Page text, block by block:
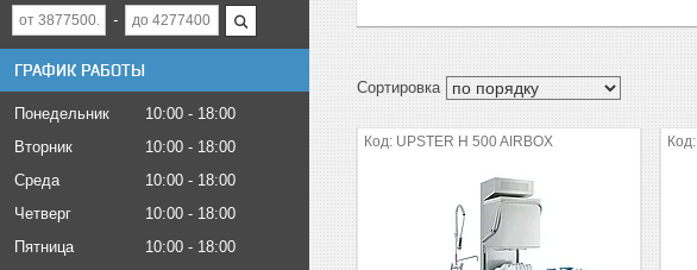
ГРАФИК РАБОТЫ
Понедельник 10:00
18:00
Вторник
10:00
18:00
Среда
10:00
18:00
Четверг
10:00
18:00
Пятница
10:00
18:00
UPSTER H 500 AIRBOX